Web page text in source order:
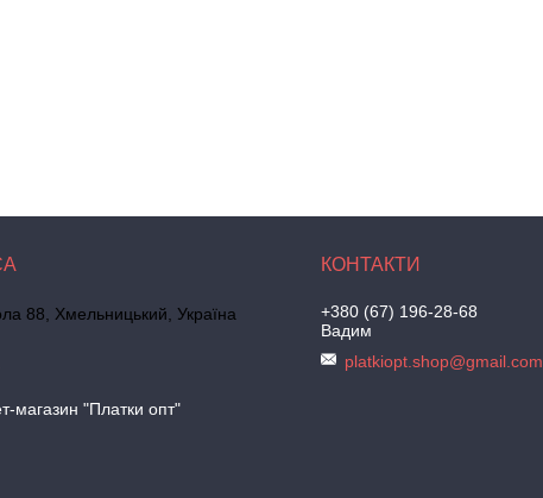
88, Хмельницький, Україна
магазин "Платки опт"
+380 (67) 196-28-68
Вадим
platkiopt.shop@gmail.com